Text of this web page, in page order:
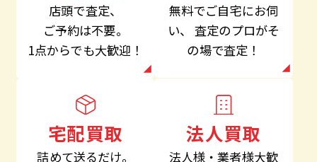
店頭で査定、
ご予約は不要。
1点からでも大歓迎！
無料でご自宅にお伺
い、
査定のプロがそ
の場で査定！
宅配買取
詰めて送るだけ。
法人買取
法人様・業者様大歓